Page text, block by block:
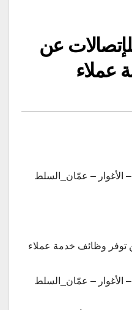
عن
عملاء
الأغوار – عمّان_السلط
توفر وظائف خدمة عملاء
الأغوار – عمّان_السلط